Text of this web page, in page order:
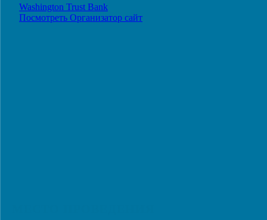
Washington Trust Bank
Посмотреть Организатор сайт